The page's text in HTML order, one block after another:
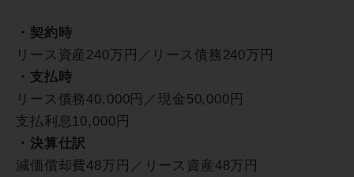
・契約時
リース資産240万円／リース債務240万円
・支払時
リース債務40,000円／現金50,000円
支払利息10,000円
・決算仕訳
減価償却費48万円／リース資産48万円